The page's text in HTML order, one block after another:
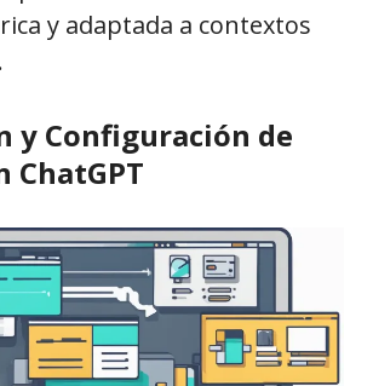
y adaptada a contextos
y Configuración de
ChatGPT